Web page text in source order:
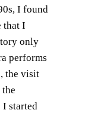
I found
that I
only
performs
the visit
the
I started